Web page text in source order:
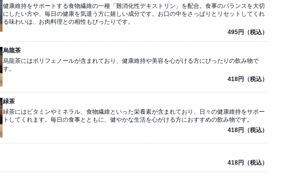
健康維持をサポートする食物繊維の一種「難消化性デキストリン」を配合。食事のバランスを大切
にしたい方や、毎日の健康を気遣う方に嬉しい成分です。お口の中をさっぱりとリセットしてくれ
る味わいは、お肉料理との相性もぴったりです。
495円（税込）
烏龍茶
烏龍茶にはポリフェノールが含まれており、健康維持や美容を心がける方にぴったりの飲み物で
す。
418円（税込）
緑茶
緑茶にはビタミンやミネラル、食物繊維といった栄養素が含まれており、日々の健康維持をサポー
トしてくれます。毎日の食事とともに、健やかな生活を心がける方におすすめの飲み物です。
418円（税込）
418円（税込）